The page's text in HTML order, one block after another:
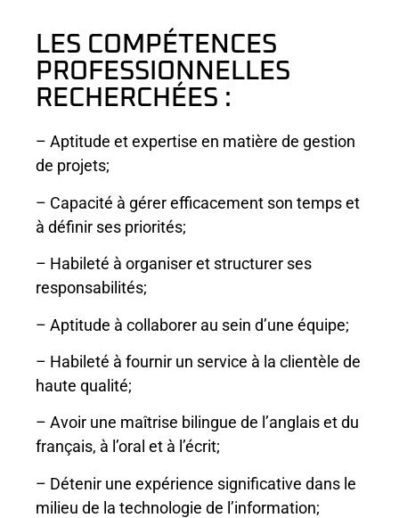
LES COMPÉTENCES
PROFESSIONNELLES
RECHERCHÉES :
– Aptitude et expertise en matière de gestion
de projets;
– Capacité à gérer efficacement son temps et
à définir ses priorités;
– Habileté à organiser et structurer ses
responsabilités;
– Aptitude à collaborer au sein d’une équipe;
– Habileté à fournir un service à la clientèle de
haute qualité;
– Avoir une maîtrise bilingue de l’anglais et du
français, à l’oral et à l’écrit;
– Détenir une expérience significative dans le
milieu de la technologie de l’information;